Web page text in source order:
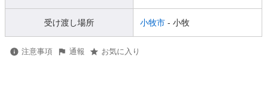
受け渡し場所 小牧市 - 小牧
注意事項 通報 お気に入り